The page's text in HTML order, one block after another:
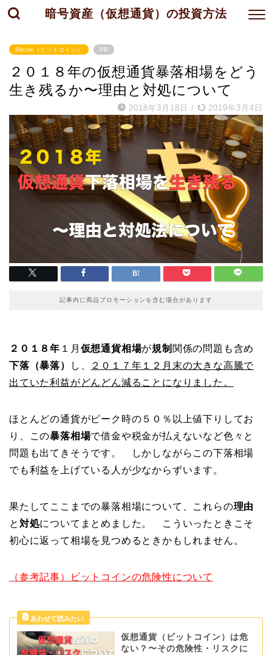
暗号資産（仮想通貨）の投資方法
Bitcoin（ビットコイン） PR
２０１８年の仮想通貨暴落相場をどう
生き残るか〜理由と対処について
2018年3月18日 / 2019年3月4日
記事内に商品プロモーションを含む場合があります
２０１８年 １月 仮想通貨相場が規制 関係の問題も含め
下落（暴落）
し、
２０１７年１２月末の大きな高騰で
出ていた利益がどんどん減ることになりました。
ほとんどの通貨がピーク時の５０％以上値下りしてお
り、この暴落相場で借金や税金が払えないなど色々と
問題も出てきそうです。 しかしながらこの下落相場
でも利益を上げている人が少なからずいます。
果たしてここまでの暴落相場について、これらの理由
と 対処についてまとめました。 こういったときこそ
初心に返って相場を見つめるときかもしれません。
（参考記事）ビットコインの危険性について
仮想通貨（ビットコイン）は危
ない？〜その危険性・リスクに